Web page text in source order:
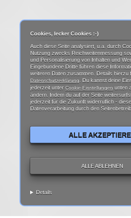
Cookies, lecker Cookies :-)
Auch diese Seite analysiert, u.a. durch
Nutzung zwecks Reichweitenmessung
und Personalisierung von Inhalten und
Eingebundene Dritte führen diese
weiteren Daten zusammen. Details hierzu
Datenschutzerklärung
. Du kannst deine
jederzeit unter Cookie-Einstellungen unten
ändern. Indem du auf der Seite
jederzeit für die Zukunft widerruflich -
Datenverarbeitung durch den
ALLE
ALLE ABLEHNEN
Details